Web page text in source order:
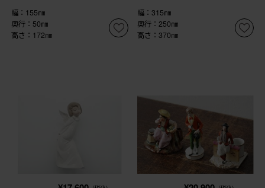
幅：155㎜
奥行：50㎜
高さ：172㎜
幅：315㎜
奥行：250㎜
高さ：370㎜